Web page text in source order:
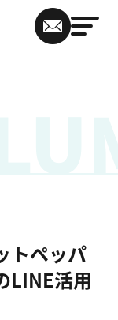
トペッパ
LINE活用